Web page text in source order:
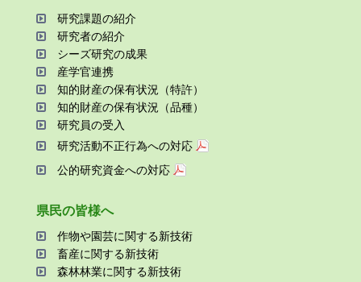
研究課題の紹介
研究者の紹介
シーズ研究の成果
産学官連携
知的財産の保有状況（特許）
知的財産の保有状況（品種）
研究員の受⼊
研究活動不正⾏為への対応
公的研究資金への対応
県⺠の皆様へ
作物や園芸に関する新技術
畜産に関する新技術
森林林業に関する新技術